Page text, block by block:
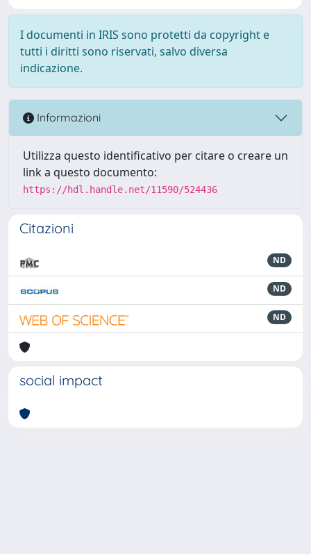
I documenti in IRIS sono protetti da copyright e
tutti i diritti sono riservati, salvo diversa
indicazione.
Informazioni
Utilizza questo identificativo per citare o creare un
link a questo documento:
https://hdl.handle.net/11590/524436
Citazioni
ND
ND
ND
social impact